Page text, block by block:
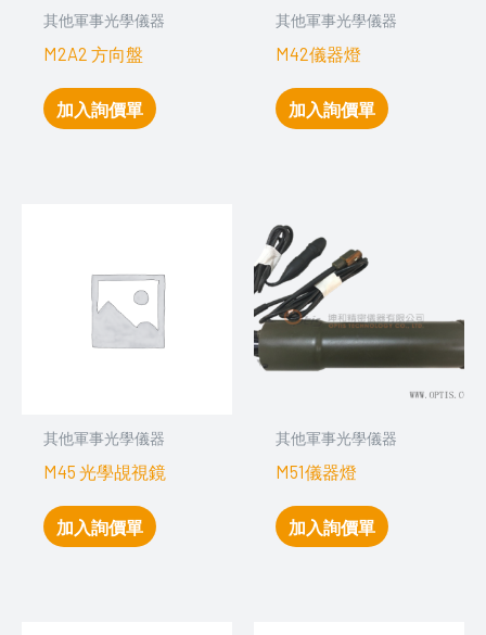
其他軍事光學儀器
M2A2 方向盤
加入詢價單
其他軍事光學儀器
M42儀器燈
加入詢價單
其他軍事光學儀器
M45 光學覘視鏡
加入詢價單
其他軍事光學儀器
M51儀器燈
加入詢價單